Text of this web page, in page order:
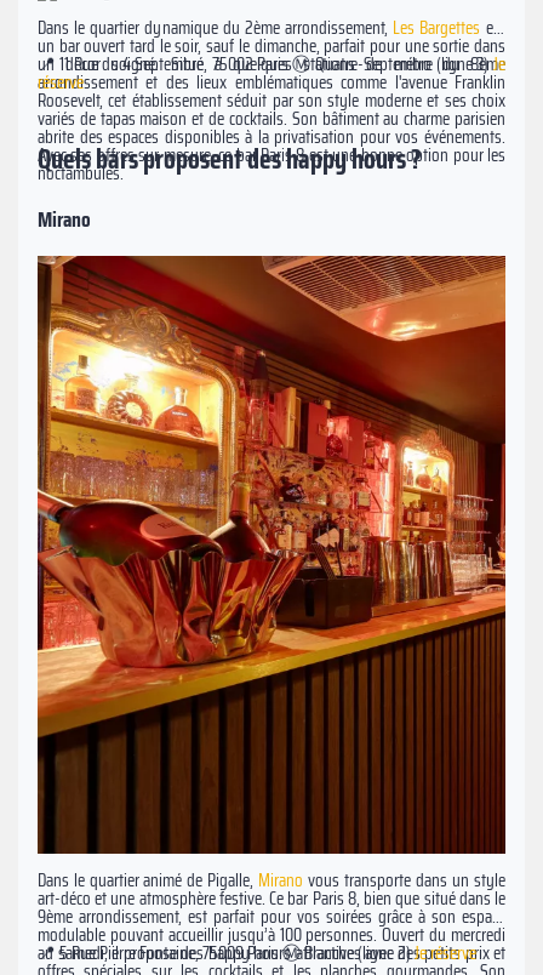
Dans le quartier dynamique du 2ème arrondissement, Les Bargettes est
un bar ouvert tard le soir, sauf le dimanche, parfait pour une sortie dans
un décor soigné. Situé à quelques stations de métro du 8ème
arrondissement et des lieux emblématiques comme l'avenue Franklin
Roosevelt, cet établissement séduit par son style moderne et ses choix
variés de tapas maison et de cocktails. Son bâtiment au charme parisien
abrite des espaces disponibles à la privatisation pour vos événements.
Avec ses offres sur mesure, ce bar Paris 8 est une bonne option pour les
noctambules.
📍 11 Rue du 4 Septembre, 75002 Paris Ⓜ️ Quatre-Septembre (ligne 3)Je
réserve
Quels bars proposent des happy hours ?
Mirano
Dans le quartier animé de Pigalle, Mirano vous transporte dans un style
art-déco et une atmosphère festive. Ce bar Paris 8, bien que situé dans le
9ème arrondissement, est parfait pour vos soirées grâce à son espace
modulable pouvant accueillir jusqu’à 100 personnes. Ouvert du mercredi
au samedi, il propose des happy hours attractives avec des petits prix et
📍 5 Rue Pierre Fontaine, 75009 Paris Ⓜ️ Blanche (ligne 2)Je réserve